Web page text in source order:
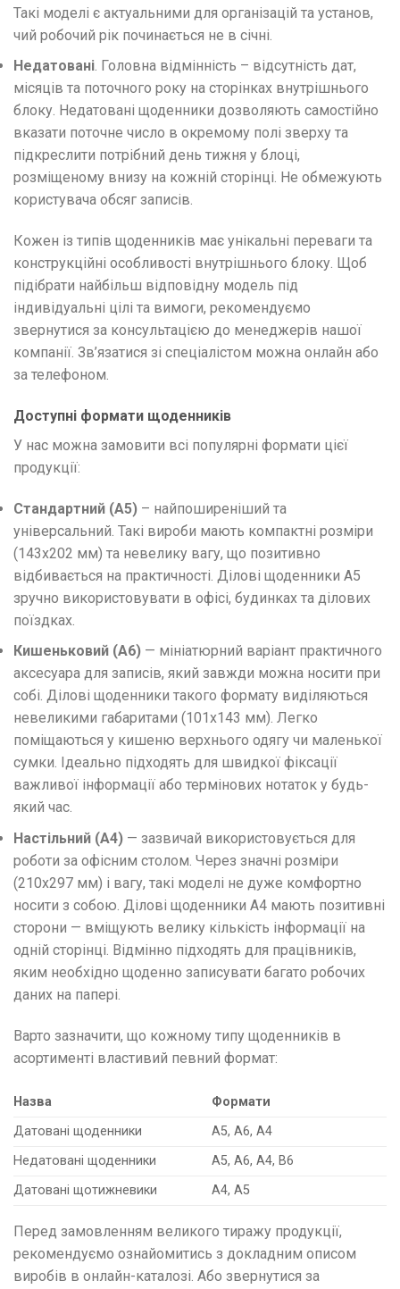
Такі моделі є актуальними для організацій та установ,
чий робочий рік починається не в січні.
Недатовані. Головна відмінність – відсутність дат,
місяців та поточного року на сторінках внутрішнього
блоку. Недатовані щоденники дозволяють самостійно
вказати поточне число в окремому полі зверху та
підкреслити потрібний день тижня у блоці,
розміщеному внизу на кожній сторінці. Не обмежують
користувача обсяг записів.
Кожен із типів щоденників має унікальні переваги та
конструкційні особливості внутрішнього блоку. Щоб
підібрати найбільш відповідну модель під
індивідуальні цілі та вимоги, рекомендуємо
звернутися за консультацією до менеджерів нашої
компанії. Зв’язатися зі спеціалістом можна онлайн або
за телефоном.
Доступні формати щоденників
У нас можна замовити всі популярні формати цієї
продукції:
Стандартний (А5) – найпоширеніший та
універсальний. Такі вироби мають компактні розміри
(143х202 мм) та невелику вагу, що позитивно
відбивається на практичності. Ділові щоденники А5
зручно використовувати в офісі, будинках та ділових
поїздках.
Кишеньковий (А6) — мініатюрний варіант практичного
аксесуара для записів, який завжди можна носити при
собі. Ділові щоденники такого формату виділяються
невеликими габаритами (101х143 мм). Легко
поміщаються у кишеню верхнього одягу чи маленької
сумки. Ідеально підходять для швидкої фіксації
важливої ​​інформації або термінових нотаток у будь-
який час.
Настільний (А4) — зазвичай використовується для
роботи за офісним столом. Через значні розміри
(210х297 мм) і вагу, такі моделі не дуже комфортно
носити з собою. Ділові щоденники А4 мають позитивні
сторони — вміщують велику кількість інформації на
одній сторінці. Відмінно підходять для працівників,
яким необхідно щоденно записувати багато робочих
даних на папері.
Варто зазначити, що кожному типу щоденників в
асортименті властивий певний формат:
Назва
Формати
Датовані щоденники
А5, А6, А4
Недатовані щоденники
А5, А6, А4, В6
Датовані щотижневики
А4, А5
Перед замовленням великого тиражу продукції,
рекомендуємо ознайомитись з докладним описом
виробів в онлайн-каталозі. Або звернутися за